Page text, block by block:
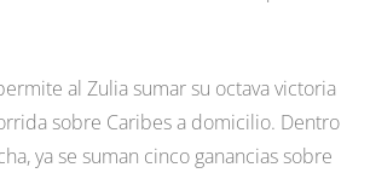
al Zulia sumar su octava victoria
sobre Caribes a domicilio. Dentro
ya se suman cinco ganancias sobre